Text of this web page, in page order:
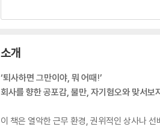
소개
‘퇴사하면 그만이야, 뭐 어때!’
회사를 향한 공포감, 불만, 자기혐오와 맞서보
이 책은 열악한 근무 환경, 권위적인 상사나